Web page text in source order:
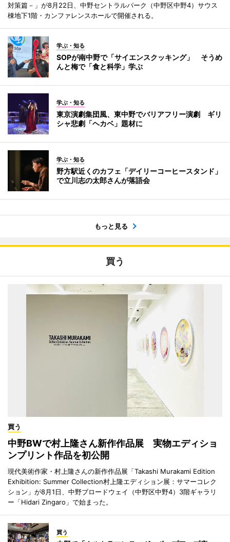
対策篇－」が8月22日、中野セントラルパーク（中野区中野4）サウス
棟地下1階・カンファレンスホールで開催される。
学ぶ・知る
SOPが南中野で「サイエンスクッキング」 そうめ
んと梅で「食と科学」学ぶ
学ぶ・知る
東京演劇集団風、東中野でバリアフリー演劇 ギリ
シャ悲劇「ヘカベ」題材に
学ぶ・知る
野方駅近くのカフェ「デイリーコーヒースタンド」
で立川志の太郎さんが落語会
もっと見る
買う
買う
中野BWで村上隆さん新作作品展 実物エディショ
ンプリント作品を初公開
現代美術作家・村上隆さんの新作作品展「Takashi Murakami Edition
Exhibition: Summer Collection村上隆エディション展：サマーコレク
ション」が8月1日、中野ブロードウェイ（中野区中野4）3階ギャラリ
ー「Hidari Zingaro」で始まった。
買う